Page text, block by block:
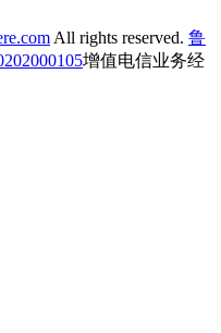
All rights reserved. 鲁
增值电信业务经